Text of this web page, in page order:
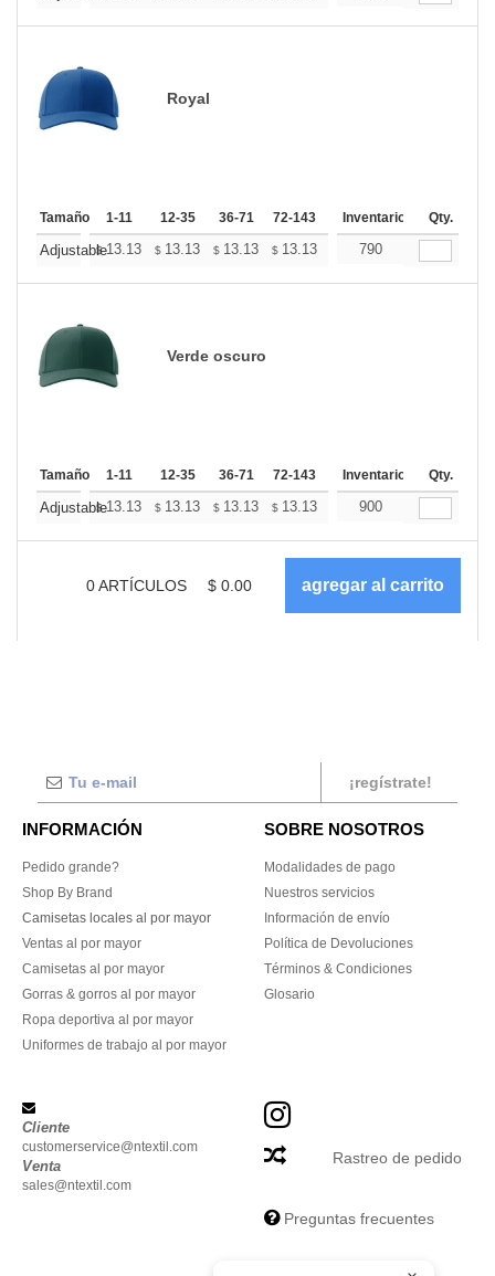
Royal
Tamaño 1-11 12-35 36-71 72-143 144-287 288 +
Inventario Qty.
Adjustable
$13.13 $ 13.13 $ 13.13 $ 13.13 13.13
790
Verde oscuro
Tamaño 1-11 12-35 36-71 72-143 144-287 288 +
Inventario Qty.
Adjustable
$13.13 $ 13.13 $ 13.13 $ 13.13 13.13
900
0ARTÍCULOS $ 0.00
¡regístrate!
INFORMACIÓN
Pedido grande?
Shop By Brand
Camisetas locales al por mayor
Ventas al por mayor
Camisetas al por mayor
Gorras & gorros al por mayor
Ropa deportiva al por mayor
Uniformes de trabajo al por mayor
SOBRE NOSOTROS
Modalidades de pago
Nuestros servicios
Información de envío
Política de Devoluciones
Términos & Condiciones
Glosario
Cliente
customerservice@ntextil.com
Venta
sales@ntextil.com
Rastreo de pedido
Preguntas frecuentes